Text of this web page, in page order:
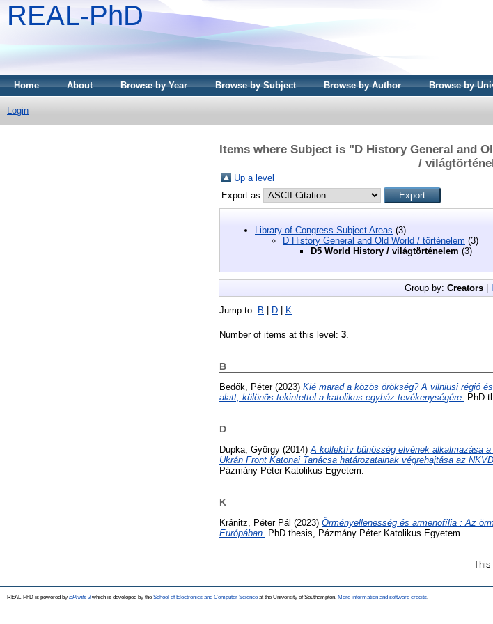
REAL-PhD
Home About Browse by Year Browse by Subject Browse by Author Browse by
Login
Items where Subject is "D History General and
/
Up a level
Export as
Library of Congress Subject Areas (3)
D History General and Old World / történelem (3)
D5 World History / világtörténelem (3)
Group by: Creators
Jump to: B D K
Number of items at this level: 3.
B
Bedők, Péter(2023) Kié marad a közös örökség? A vilniusi régió
alatt, különös tekintettel a katolikus egyház tevékenységére. PhD
D
Dupka, György (2014) A kollektív bűnösség elvének alkalmazása
Ukrán Front Katonai Tanácsa határozatainak végrehajtása az
Pázmány Péter Katolikus Egyetem.
K
Kránitz, Péter Pál (2023) Örményellenesség és armenofília : Az
Európában.
PhD thesis, Pázmány Péter Katolikus Egyetem.
This
REAL-PhD is powered by EPrints 3which is developed by the School of Electronics and Computer Science at the University of Southampton. More information and software credits